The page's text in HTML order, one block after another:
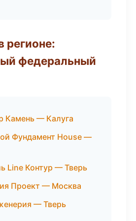
регионе:
федеральный
Камень — Калуга
Фундамент House —
Line Контур — Тверь
Проект — Москва
— Тверь